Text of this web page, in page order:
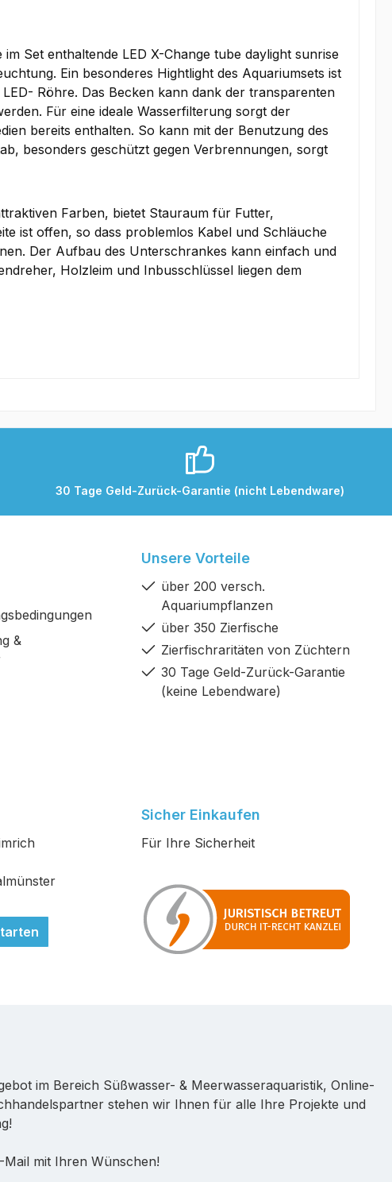
Set enthaltende LED X-Change tube daylight sunrise
Ein besonderes Hightlight des Aquariumsets ist
Röhre. Das Becken kann dank der transparenten
Für eine ideale Wasserfilterung sorgt der
bereits enthalten. So kann mit der Benutzung des
besonders geschützt gegen Verbrennungen, sorgt
Farben, bietet Stauraum für Futter,
ist offen, so dass problemlos Kabel und Schläuche
Der Aufbau des Unterschrankes kann einfach und
Holzleim und Inbusschlüssel liegen dem
30 Tage Geld-Zurück-Garantie (nicht Lebendware)
&
Unsere Vorteile
über 200 versch.
Aquariumpflanzen
über 350 Zierfische
Zierfischraritäten von Züchtern
30 Tage Geld-Zurück-Garantie
(keine Lebendware)
Sicher Einkaufen
Für Ihre Sicherheit
im Bereich Süßwasser- & Meerwasseraquaristik, Online-
stehen wir Ihnen für alle Ihre Projekte und
mit Ihren Wünschen!